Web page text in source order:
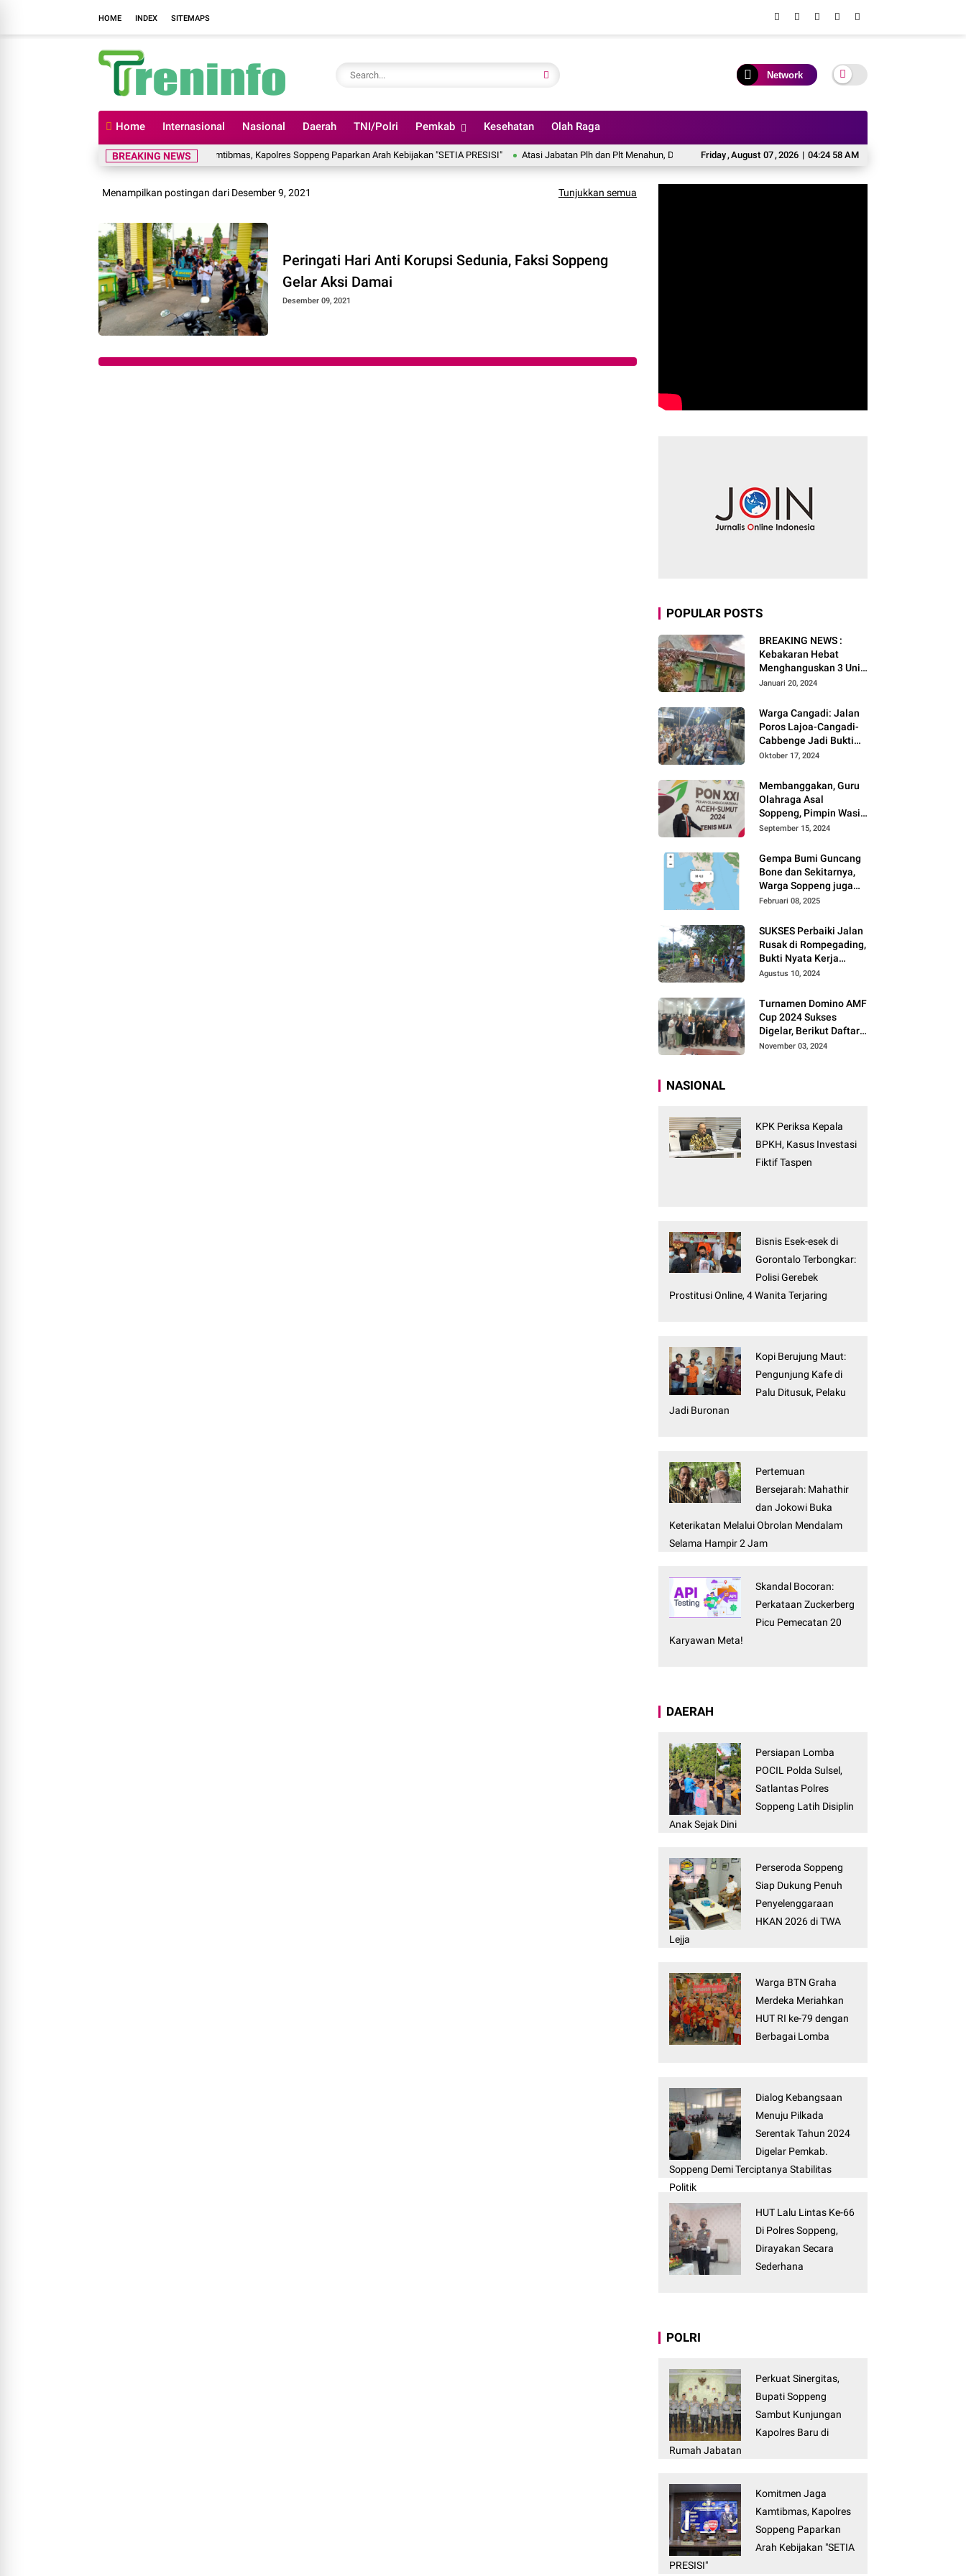
HOME INDEX SITEMAPS
Network
Home Internasional Nasional Daerah TNI/Polri Pemkab Kesehatan Olah Raga
Friday,August 07,2026 | 04:24 59 AM
BREAKING NEWS
Komitmen Jaga Kamtibmas, Kapolres Soppeng Paparkan Arah Kebijakan "SETIA PRESISI" Atasi Jabatan Plh dan Plt Menahun, Dewan Pendidikan Soppeng Sodorkan Rekomendasi Pembenahan Tata Kelola
Menampilkan postingan dari Desember 9, 2021 Tunjukkan semua
Peringati Hari Anti Korupsi Sedunia, Faksi Soppeng
Gelar Aksi Damai
Desember 09, 2021
POPULAR POSTS
BREAKING NEWS :
Kebakaran Hebat
Menghanguskan 3 Unit
Rumah Di Jalan
Watansoppeng
Januari 20, 2024
Warga Cangadi: Jalan
Poros Lajoa-Cangadi-
Cabbenge Jadi Bukti
Kinerja SUKSES
Oktober 17, 2024
Membanggakan, Guru
Olahraga Asal
Soppeng, Pimpin Wasit
Tenis Meja PON XXI
September 15, 2024
Gempa Bumi Guncang
Bone dan Sekitarnya,
Warga Soppeng juga
Merasakan
Februari 08, 2025
SUKSES Perbaiki Jalan
Rusak di Rompegading,
Bukti Nyata Kerja
Tanpa Tunggu
Agustus 10, 2024
Turnamen Domino AMF
Cup 2024 Sukses
Digelar, Berikut Daftar
Pemenangnya
November 03, 2024
NASIONAL
KPK Periksa Kepala
BPKH, Kasus Investasi
Fiktif Taspen
Bisnis Esek-esek di
Gorontalo Terbongkar:
Polisi Gerebek
Prostitusi Online, 4 Wanita Terjaring
Kopi Berujung Maut:
Pengunjung Kafe di
Palu Ditusuk, Pelaku
Jadi Buronan
Pertemuan
Bersejarah: Mahathir
dan Jokowi Buka
Keterikatan Melalui Obrolan Mendalam
Selama Hampir 2 Jam
Skandal Bocoran:
Perkataan Zuckerberg
Picu Pemecatan 20
Karyawan Meta!
DAERAH
Persiapan Lomba
POCIL Polda Sulsel,
Satlantas Polres
Soppeng Latih Disiplin
Anak Sejak Dini
Perseroda Soppeng
Siap Dukung Penuh
Penyelenggaraan
HKAN 2026 di TWA
Lejja
Warga BTN Graha
Merdeka Meriahkan
HUT RI ke-79 dengan
Berbagai Lomba
Dialog Kebangsaan
Menuju Pilkada
Serentak Tahun 2024
Digelar Pemkab.
Soppeng Demi Terciptanya Stabilitas
Politik
HUT Lalu Lintas Ke-66
Di Polres Soppeng,
Dirayakan Secara
Sederhana
POLRI
Perkuat Sinergitas,
Bupati Soppeng
Sambut Kunjungan
Kapolres Baru di
Rumah Jabatan
Komitmen Jaga
Kamtibmas, Kapolres
Soppeng Paparkan
Arah Kebijakan "SETIA
PRESISI"